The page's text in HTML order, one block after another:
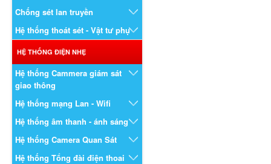
Chống sét lan truyền
Hệ thống thoát sét - Vật tư phụ
HỆ THỐNG ĐIỆN NHẸ
Hệ thống Cammera giám sát
giao thông
Hệ thống mạng Lan - Wifi
Hệ thống âm thanh - ánh sáng
Hệ thống Camera Quan Sát
Hệ thống Tổng đài điện thoai